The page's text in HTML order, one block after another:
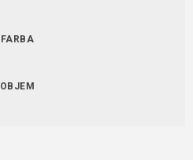
FARBA
OBJEM